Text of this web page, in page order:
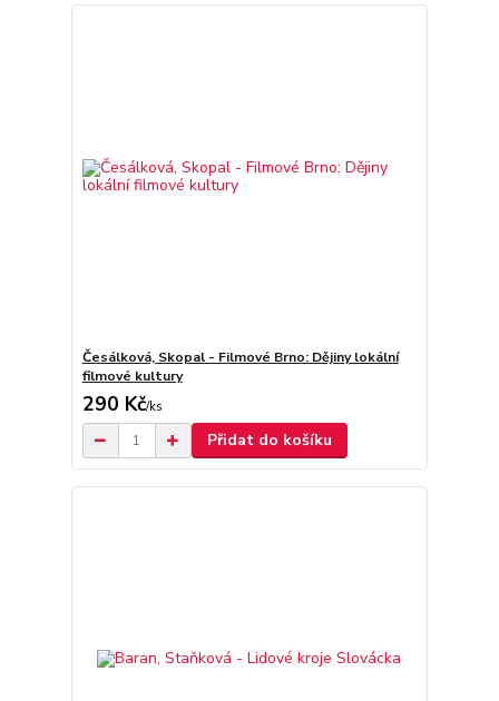
Česálková, Skopal - Filmové Brno: Dějiny lokální
filmové kultury
290 Kč/ks
Přidat do košíku